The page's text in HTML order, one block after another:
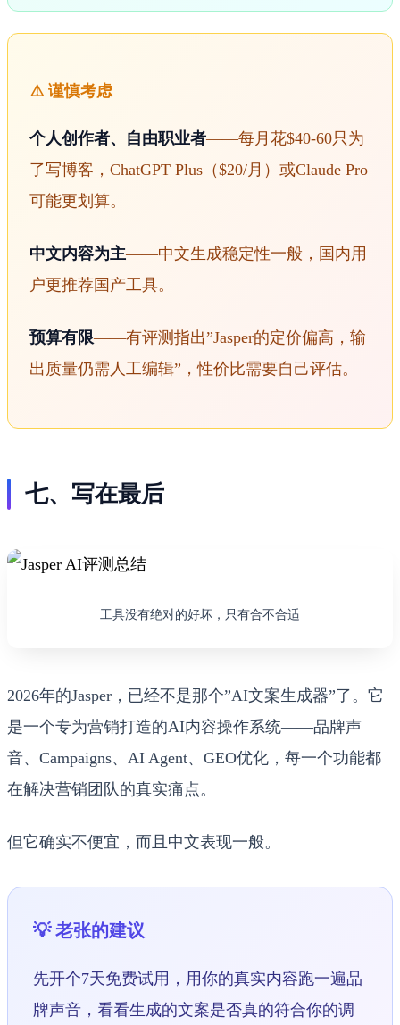
⚠️ 谨慎考虑
个人创作者、自由职业者——每月花$40-60只为
了写博客，ChatGPT Plus（$20/月）或Claude Pro
可能更划算。
中文内容为主——中文生成稳定性一般，国内用
户更推荐国产工具。
预算有限——有评测指出”Jasper的定价偏高，输
出质量仍需人工编辑”，性价比需要自己评估。
七、写在最后
工具没有绝对的好坏，只有合不合适
2026年的Jasper，已经不是那个”AI文案生成器”了。它
是一个专为营销打造的AI内容操作系统——品牌声
音、Campaigns、AI Agent、GEO优化，每一个功能都
在解决营销团队的真实痛点。
但它确实不便宜，而且中文表现一般。
💡 老张的建议
先开个7天免费试用，用你的真实内容跑一遍品
牌声音，看看生成的文案是否真的符合你的调